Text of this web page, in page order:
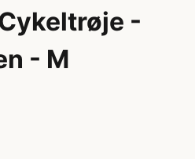
-
- M